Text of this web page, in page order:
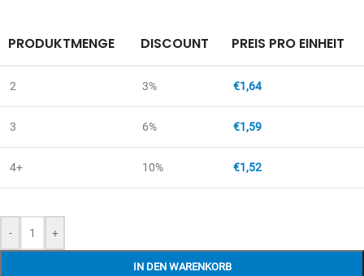
- +
IN DEN WARENKORB
PRODUKTMENGE DISCOUNT PREIS PRO EINHEIT
2 3% €1,64
3 6% €1,59
4+ 10% €1,52